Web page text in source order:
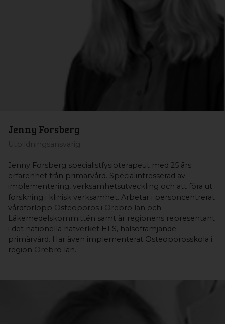
Jenny Forsberg
Utbildningsansvarig
Jenny Forsberg specialistfysioterapeut med 25 års
erfarenhet från primärvård. Specialintresserad av
implementering, verksamhetsutveckling och att föra ut
forskning i klinisk verksamhet. Arbetar i personcentrerat
vårdförlopp Osteoporos i Örebro län och
Läkemedelskommittén samt är regionens representant
i det nationella nätverket HFS, hälsofrämjande
primärvård. Har även implementerat Osteoporosskola i
region Örebro län.